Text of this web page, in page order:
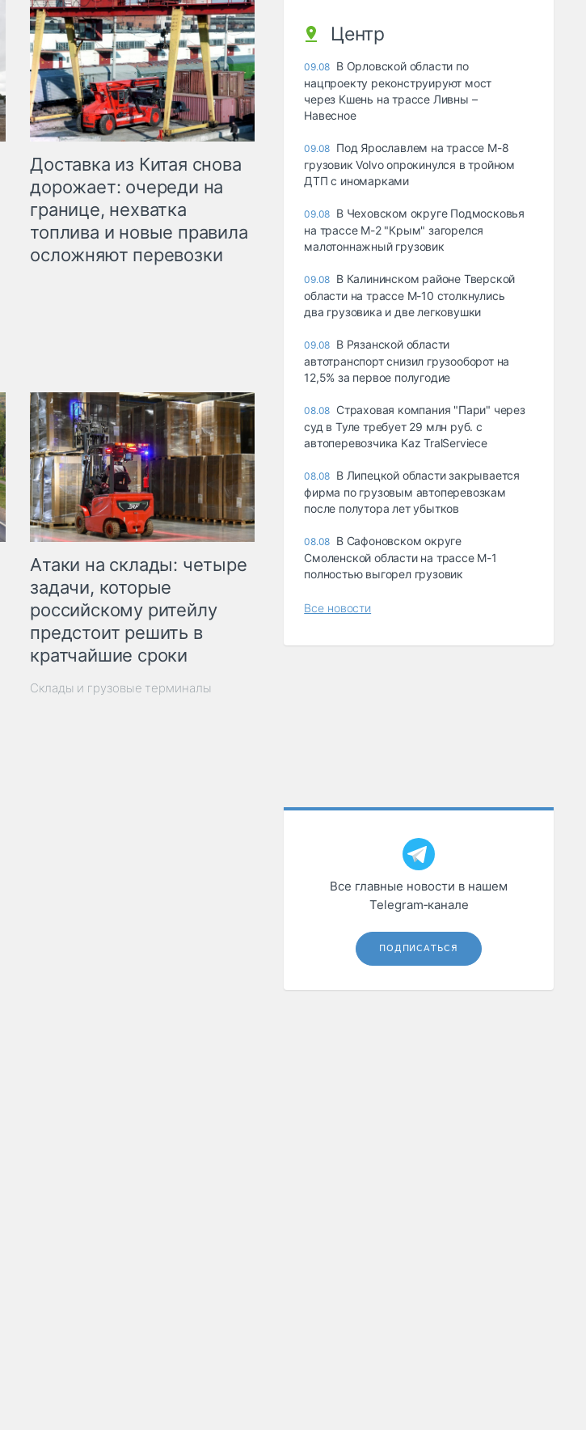
Доставка из Китая снова
дорожает: очереди на
границе, нехватка
топлива и новые правила
осложняют перевозки
Атаки на склады: четыре
задачи, которые
российскому ритейлу
предстоит решить в
кратчайшие сроки
Склады и грузовые терминалы
Центр
09.08 В Орловской области по
нацпроекту реконструируют мост
через Кшень на трассе Ливны –
Навесное
09.08 Под Ярославлем на трассе М-8
грузовик Volvo опрокинулся в тройном
ДТП с иномарками
09.08 В Чеховском округе Подмосковья
на трассе М-2 "Крым" загорелся
малотоннажный грузовик
09.08 В Калининском районе Тверской
области на трассе М-10 столкнулись
два грузовика и две легковушки
09.08 В Рязанской области
автотранспорт снизил грузооборот на
12,5% за первое полугодие
08.08 Страховая компания "Пари" через
суд в Туле требует 29 млн руб. с
автоперевозчика Kaz TralServiece
08.08 В Липецкой области закрывается
фирма по грузовым автоперевозкам
после полутора лет убытков
08.08 В Сафоновском округе
Смоленской области на трассе М-1
полностью выгорел грузовик
Все новости
Все главные новости в нашем
Telegram‑канале
ПОДПИСАТЬСЯ